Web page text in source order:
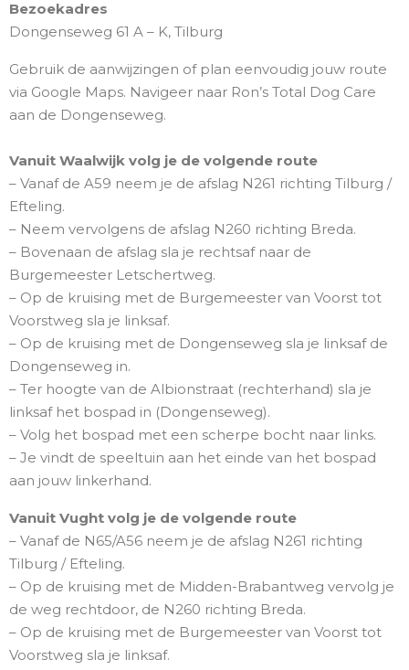
Bezoekadres
Dongenseweg 61 A – K, Tilburg
Gebruik de aanwijzingen of plan eenvoudig jouw route
via Google Maps. Navigeer naar Ron’s Total Dog Care
aan de Dongenseweg.
Vanuit Waalwijk volg je de volgende route
– Vanaf de A59 neem je de afslag N261 richting Tilburg /
Efteling.
– Neem vervolgens de afslag N260 richting Breda.
– Bovenaan de afslag sla je rechtsaf naar de
Burgemeester Letschertweg.
– Op de kruising met de Burgemeester van Voorst tot
Voorstweg sla je linksaf.
– Op de kruising met de Dongenseweg sla je linksaf de
Dongenseweg in.
– Ter hoogte van de Albionstraat (rechterhand) sla je
linksaf het bospad in (Dongenseweg).
– Volg het bospad met een scherpe bocht naar links.
– Je vindt de speeltuin aan het einde van het bospad
aan jouw linkerhand.
Vanuit Vught volg je de volgende route
– Vanaf de N65/A56 neem je de afslag N261 richting
Tilburg / Efteling.
– Op de kruising met de Midden-Brabantweg vervolg je
de weg rechtdoor, de N260 richting Breda.
– Op de kruising met de Burgemeester van Voorst tot
Voorstweg sla je linksaf.